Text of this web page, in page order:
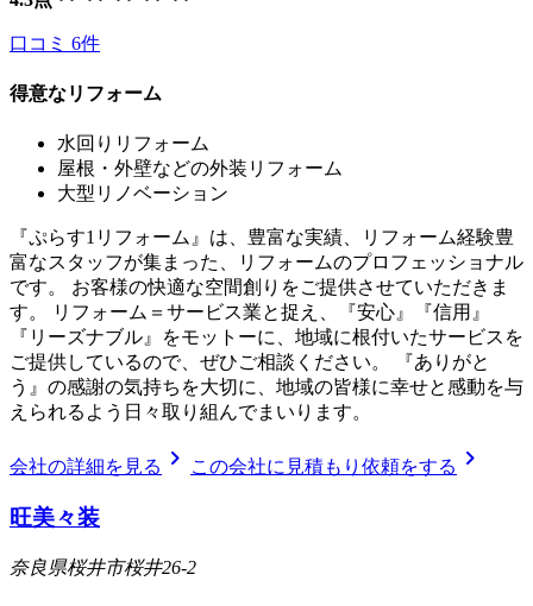
口コミ 6件
得意なリフォーム
水回りリフォーム
屋根・外壁などの外装リフォーム
大型リノベーション
『ぷらす1リフォーム』は、豊富な実績、リフォーム経験豊
富なスタッフが集まった、リフォームのプロフェッショナル
です。 お客様の快適な空間創りをご提供させていただきま
す。 リフォーム＝サービス業と捉え、『安心』『信用』
『リーズナブル』をモットーに、地域に根付いたサービスを
ご提供しているので、ぜひご相談ください。 『ありがと
う』の感謝の気持ちを大切に、地域の皆様に幸せと感動を与
えられるよう日々取り組んでまいります。
会社の詳細を見る chevron_right この会社に見積もり依頼をする chevron_right
旺美々装
奈良県桜井市桜井26-2